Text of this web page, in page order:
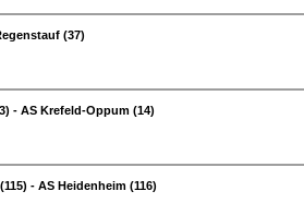
(37)
- AS Krefeld-Oppum (14)
- AS Heidenheim (116)